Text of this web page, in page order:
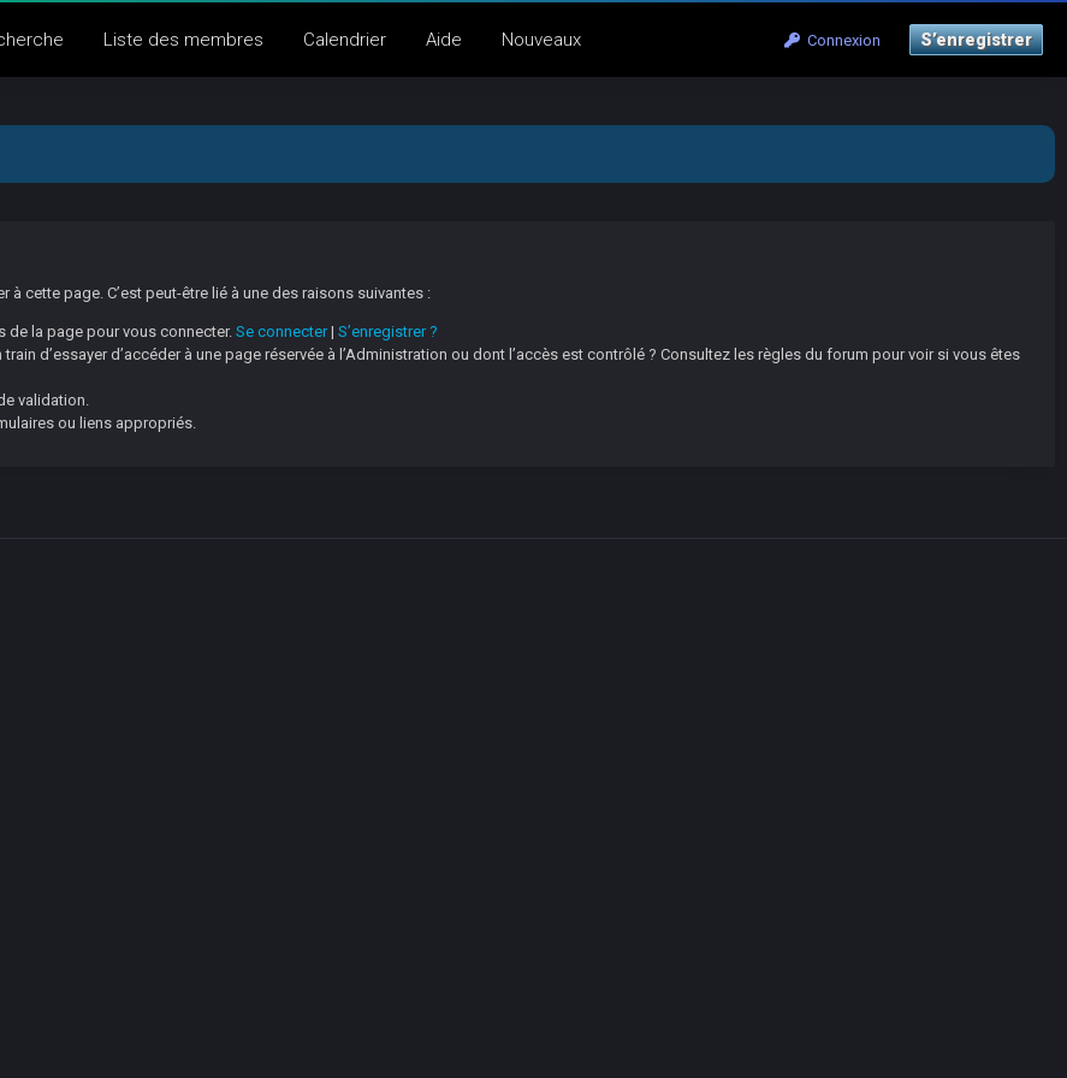
Connexion S’enregistrer
Liste des membres Calendrier Aide Nouveaux
cette page. C’est peut-être lié à une des raisons suivantes :
de la page pour vous connecter. Se connecter| S’enregistrer ?
d’essayer d’accéder à une page réservée à l’Administration ou dont l’accès est contrôlé ? Consultez les règles du forum pour voir si vous êtes
validation.
ou liens appropriés.